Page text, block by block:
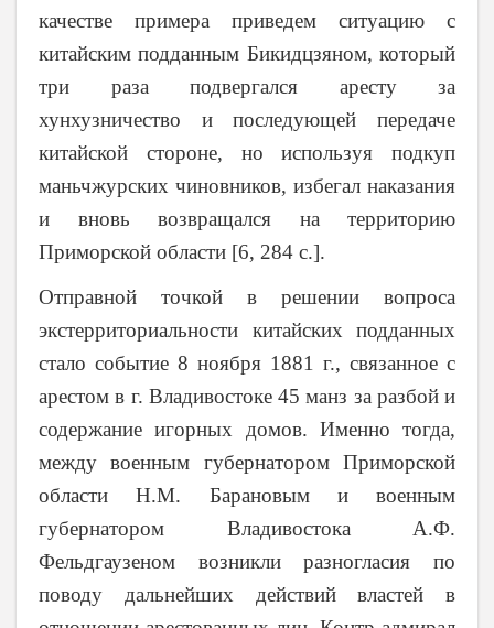
качестве примера приведем ситуацию с
китайским подданным Бикидцзяном, который
три раза подвергался аресту за
хунхузничество и последующей передаче
китайской стороне, но используя подкуп
маньчжурских чиновников, избегал наказания
и вновь возвращался на территорию
Приморской области [6, 284 с.].
Отправной точкой в решении вопроса
экстерриториальности китайских подданных
стало событие 8 ноября 1881 г., связанное с
арестом в г. Владивостоке 45 манз за разбой и
содержание игорных домов. Именно тогда,
между военным губернатором Приморской
области Н.М. Барановым и военным
губернатором Владивостока А.Ф.
Фельдгаузеном возникли разногласия по
поводу дальнейших действий властей в